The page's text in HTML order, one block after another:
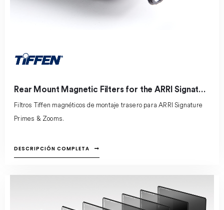
Rear Mount Magnetic Filters for the ARRI Signature
Filtros Tiffen magnéticos de montaje trasero para ARRI Signature
Primes & Zooms.
DESCRIPCIÓN COMPLETA